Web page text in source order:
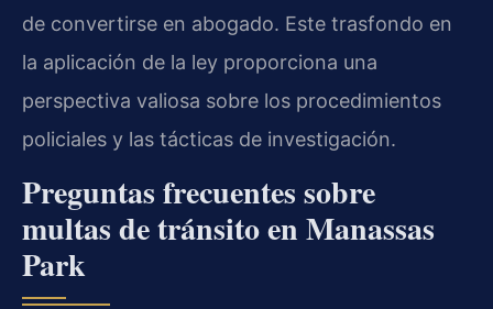
de convertirse en abogado. Este trasfondo en
la aplicación de la ley proporciona una
perspectiva valiosa sobre los procedimientos
policiales y las tácticas de investigación.
Preguntas frecuentes sobre
multas de tránsito en Manassas
Park